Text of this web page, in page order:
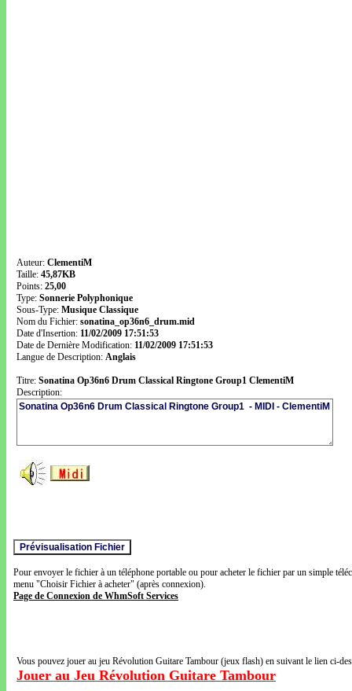
Auteur: ClementiM
Taille: 45,87KB
Points: 25,00
Type: Sonnerie Polyphonique
Sous-Type: Musique Classique
Nom du Fichier: sonatina_op36n6_drum.mid
Date d'Insertion: 11/02/2009 17:51:53
Date de Dernière Modification: 11/02/2009 17:51:53
Langue de Description: Anglais
Titre: Sonatina Op36n6 Drum Classical Ringtone Group1 ClementiM
Description:
Pour envoyer le fichier à un téléphone portable ou pour acheter le fichier par un simple
menu "Choisir Fichier à acheter" (après connexion).
Page de Connexion de WhmSoft Services
Vous pouvez jouer au jeu Révolution Guitare Tambour (jeux flash) en suivant le lien ci-
Jouer au Jeu Révolution Guitare Tambour